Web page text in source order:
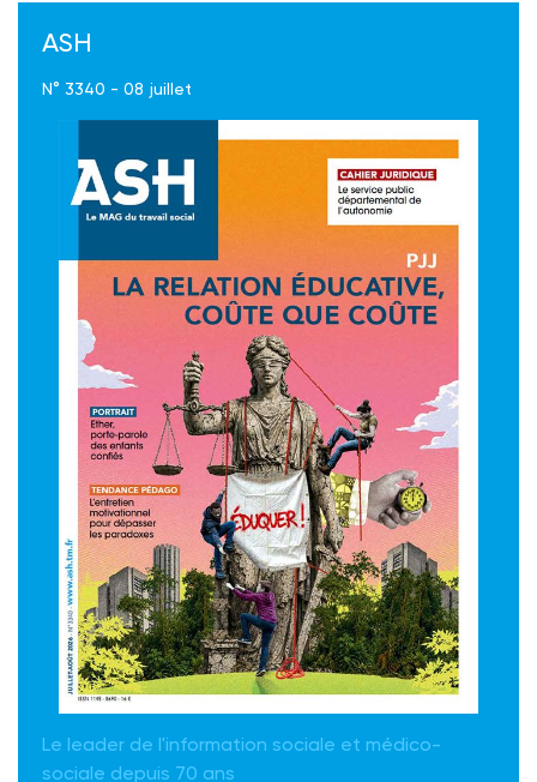
ASH
N° 3340 - 08 juillet
Le leader de l'information sociale et médico-
sociale depuis 70 ans